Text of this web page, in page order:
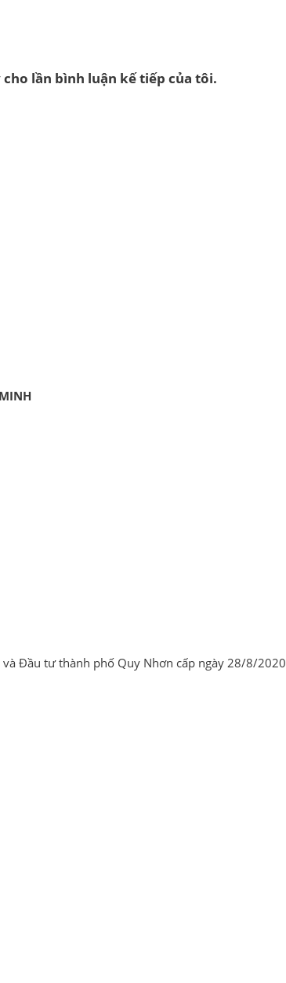
lần bình luận kế tiếp của tôi.
Đầu tư thành phố Quy Nhơn cấp ngày 28/8/2020